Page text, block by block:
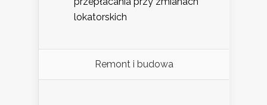
lokatorskich
Remont i budowa